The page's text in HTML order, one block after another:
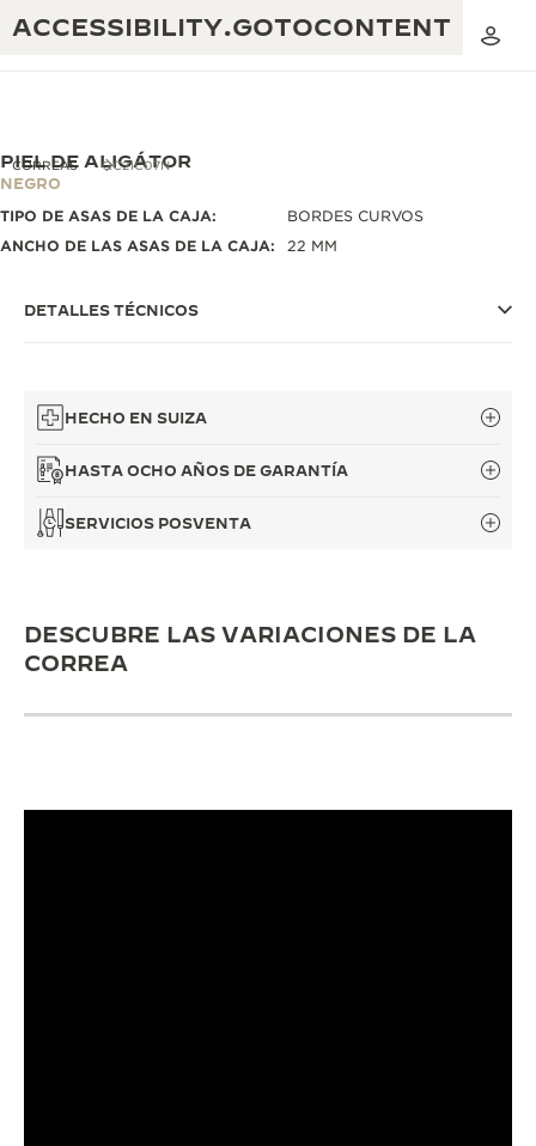
ACCESSIBILITY.GOTOCONTENT
THE GOLDEN RATIO MUSICAL SHOW
TIMEKEEPER
THE DREAM SHAPER
THE REVERSO STORIES
THE PRECISION PIONEER
EXCELENCIA: MÁS DE 190 AÑOS
CORREAS QC21C07N
PIEL DE ALIGÁTOR
NEGRO
TIPO DE ASAS DE LA CAJA:
BORDES CURVOS
ANCHO DE LAS ASAS DE LA CAJA:
22 MM
DETALLES TÉCNICOS
HECHO EN SUIZA
HASTA OCHO AÑOS DE GARANTÍA
SERVICIOS POSVENTA
DESCUBRE LAS VARIACIONES DE LA
CORREA